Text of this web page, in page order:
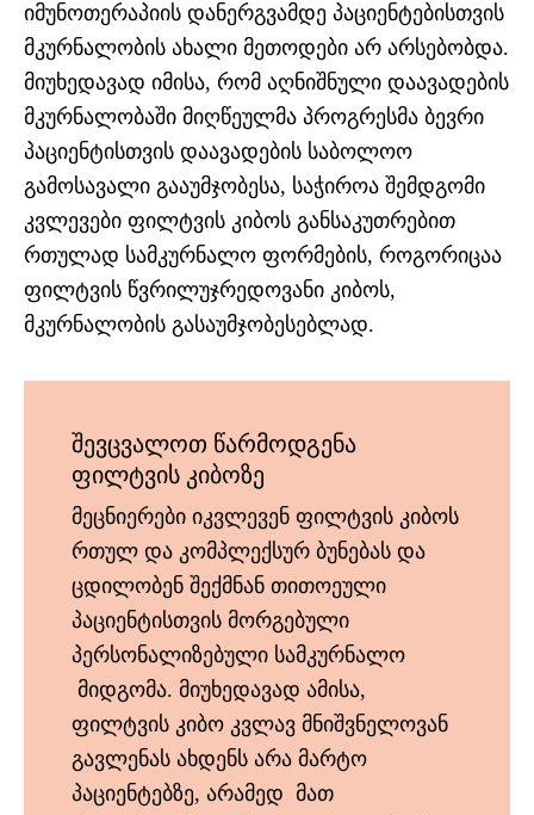
იმუნოთერაპიის დანერგვამდე პაციენტებისთვის
მკურნალობის ახალი მეთოდები არ არსებობდა.
მიუხედავად იმისა, რომ აღნიშნული დაავადების
მკურნალობაში მიღწეულმა პროგრესმა ბევრი
პაციენტისთვის დაავადების საბოლოო
გამოსავალი გააუმჯობესა, საჭიროა შემდგომი
კვლევები ფილტვის კიბოს განსაკუთრებით
რთულად სამკურნალო ფორმების, როგორიცაა
ფილტვის წვრილუჯრედოვანი კიბოს,
მკურნალობის გასაუმჯობესებლად.
შევცვალოთ წარმოდგენა
ფილტვის კიბოზე
მეცნიერები იკვლევენ ფილტვის კიბოს
რთულ და კომპლექსურ ბუნებას და
ცდილობენ შექმნან თითოეული
პაციენტისთვის მორგებული
პერსონალიზებული სამკურნალო
მიდგომა. მიუხედავად ამისა,
ფილტვის კიბო კვლავ მნიშვნელოვან
გავლენას ახდენს არა მარტო
პაციენტებზე, არამედ მათ